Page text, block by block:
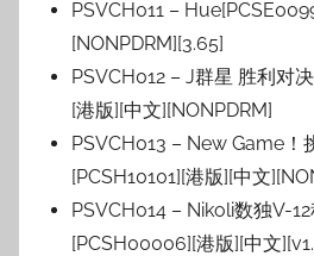
PSVCH011 –
[NONPDRM][3.65]
PSVCH012 – J群星 胜利对
[港版][中文][NONPDRM]
PSVCH013 – New Game！
[PCSH10101][港版][中文
PSVCH014 – Nikoli数独V-
[PCSH00006][港版][中文